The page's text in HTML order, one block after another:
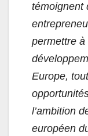
témoignent
permettre à
Europe,
l’ambition
européen